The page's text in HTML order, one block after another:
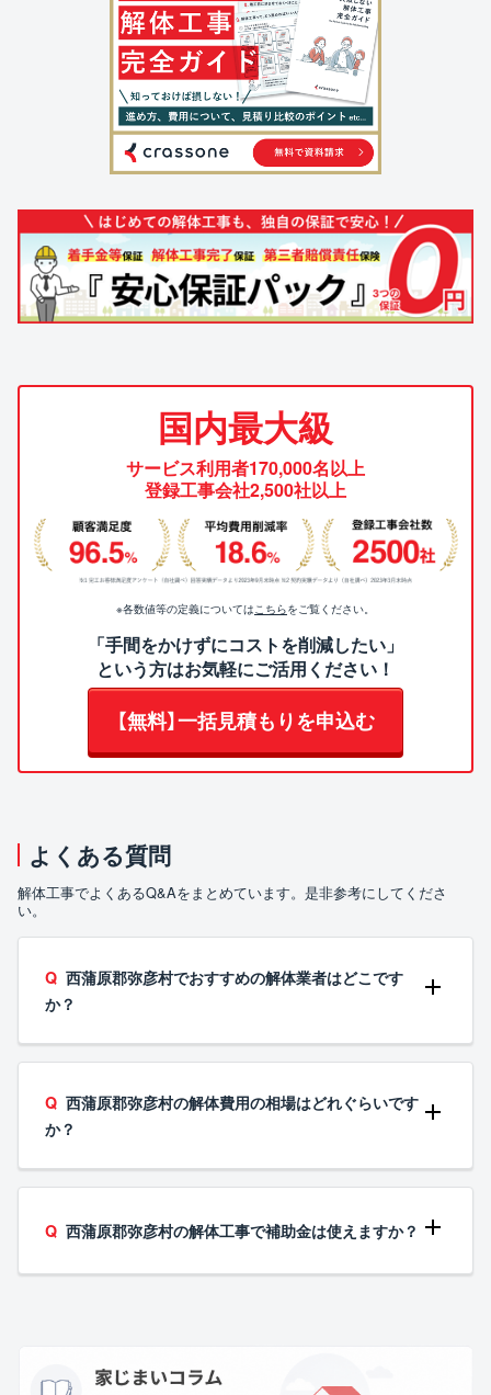
国内最大級
サービス利用者170,000名以上
登録工事会社2,500社以上
※各数値等の定義については こちらをご覧ください。
「手間をかけずにコストを削減したい」
という方はお気軽にご活用ください！
【無料】一括見積もりを申込む
よくある質問
解体工事でよくあるQ&Aをまとめています。是非参考にしてくださ
い。
西蒲原郡弥彦村でおすすめの解体業者はどこです
か？
西蒲原郡弥彦村の解体費用の相場はどれぐらいです
か？
西蒲原郡弥彦村の解体工事で補助金は使えますか？